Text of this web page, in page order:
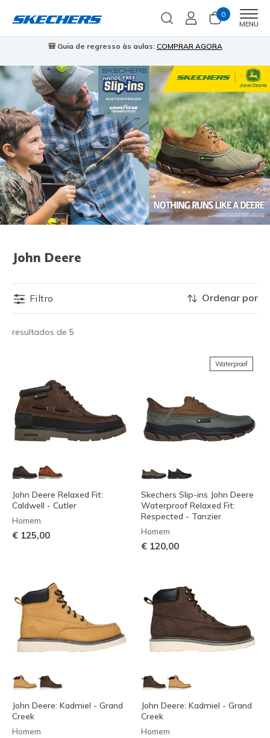
0
MENU
🎒 Guia de regresso às aulas: COMPRAR AGORA
John Deere
Filtro
resultados de 5
Ordenar por
John Deere Relaxed Fit:
Caldwell - Cutler
Homem
€ 125,00
Waterproof
Skechers Slip-ins John Deere
Waterproof Relaxed Fit:
Respected - Tanzier
Homem
€ 120,00
John Deere: Kadmiel - Grand
Creek
Homem
John Deere: Kadmiel - Grand
Creek
Homem